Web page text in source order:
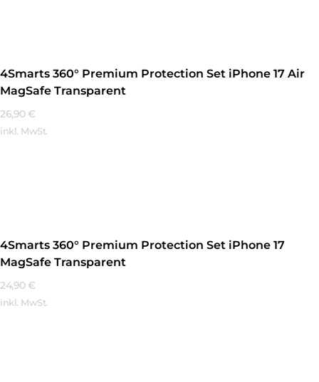
4Smarts 360° Premium Protection Set iPhone 17 Air
MagSafe Transparent
26,90 €
inkl. MwSt.
4Smarts 360° Premium Protection Set iPhone 17
MagSafe Transparent
24,90 €
inkl. MwSt.